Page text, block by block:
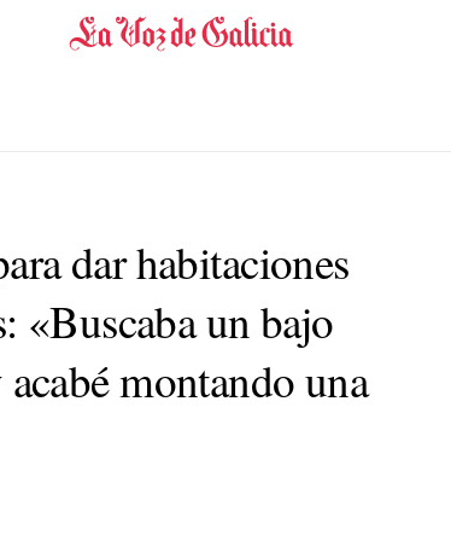
dar habitaciones
«Buscaba un bajo
montando una